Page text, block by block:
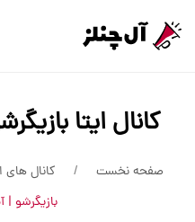
کانال ایتا
صفحه نخست کانال های
بازیگرشو |